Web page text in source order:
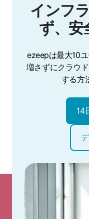
インフ
ず、安
ezeepは最大10
増さずにクラウ
する方
14